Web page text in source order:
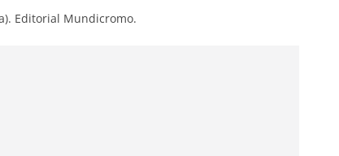
Editorial Mundicromo.